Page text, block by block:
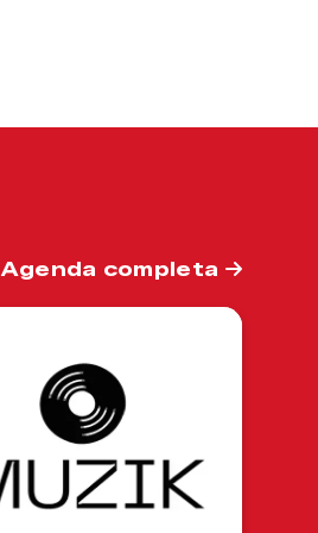
Agenda completa